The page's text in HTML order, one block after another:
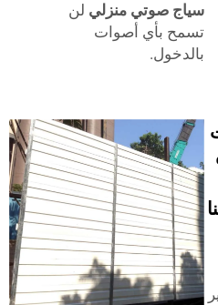
سياج صوتي منزلي لن
تسمح بأي أصوات
بالدخول.